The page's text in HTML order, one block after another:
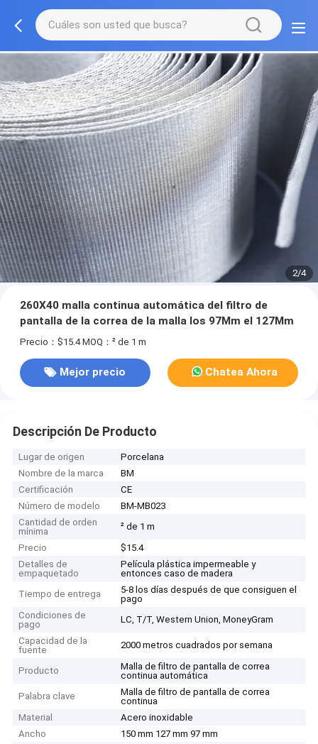
2/4
260X40 malla continua automática del filtro de
pantalla de la correa de la malla los 97Mm el 127Mm
Precio：$15.4 MOQ：² de 1 m
Mejor precio Chatea Ahora
Descripción De Producto
Lugar de origen
Porcelana
Nombre de la marca
BM
Certificación
CE
Número de modelo
BM-MB023
Cantidad de orden
mínima
² de 1 m
Precio
$15.4
Detalles de
empaquetado
Película plástica impermeable y
entonces caso de madera
Tiempo de entrega
5-8 los días después de que consiguen el
pago
Condiciones de
pago
LC, T/T, Western Union, MoneyGram
Capacidad de la
fuente
2000 metros cuadrados por semana
Producto
Malla de filtro de pantalla de correa
continua automática
Palabra clave
Malla de filtro de pantalla de correa
continua
Material
Acero inoxidable
Ancho
150 mm 127 mm 97 mm